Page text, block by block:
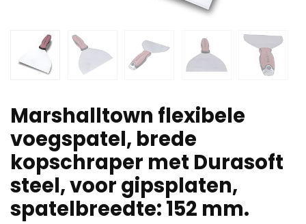
Marshalltown flexibele
voegspatel, brede
kopschraper met Durasoft
steel, voor gipsplaten,
spatelbreedte: 152 mm.